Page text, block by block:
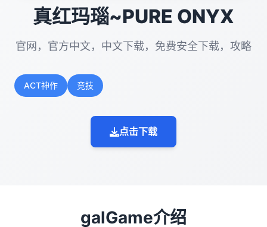
真红玛瑙~PURE ONYX
官网，官方中文，中文下载，免费安全下载，攻略
ACT神作 竞技
点击下载
galGame介绍